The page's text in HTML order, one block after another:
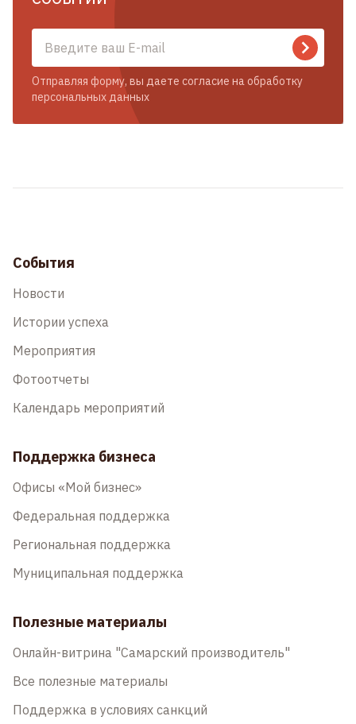
Отправляя форму, вы даете согласие на обработку
персональных данных
События
Новости
Истории успеха
Мероприятия
Фотоотчеты
Календарь мероприятий
Поддержка бизнеса
Офисы «Мой бизнес»
Федеральная поддержка
Региональная поддержка
Муниципальная поддержка
Полезные материалы
Онлайн-витрина "Самарский производитель"
Все полезные материалы
Поддержка в условиях санкций